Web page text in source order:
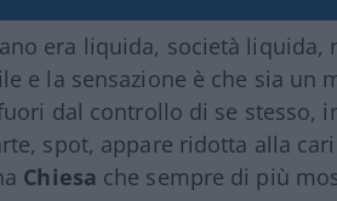
era liquida, società
e la sensazione è che sia un
dal controllo di se stesso,
spot, appare ridotta alla
Chiesa che sempre di più